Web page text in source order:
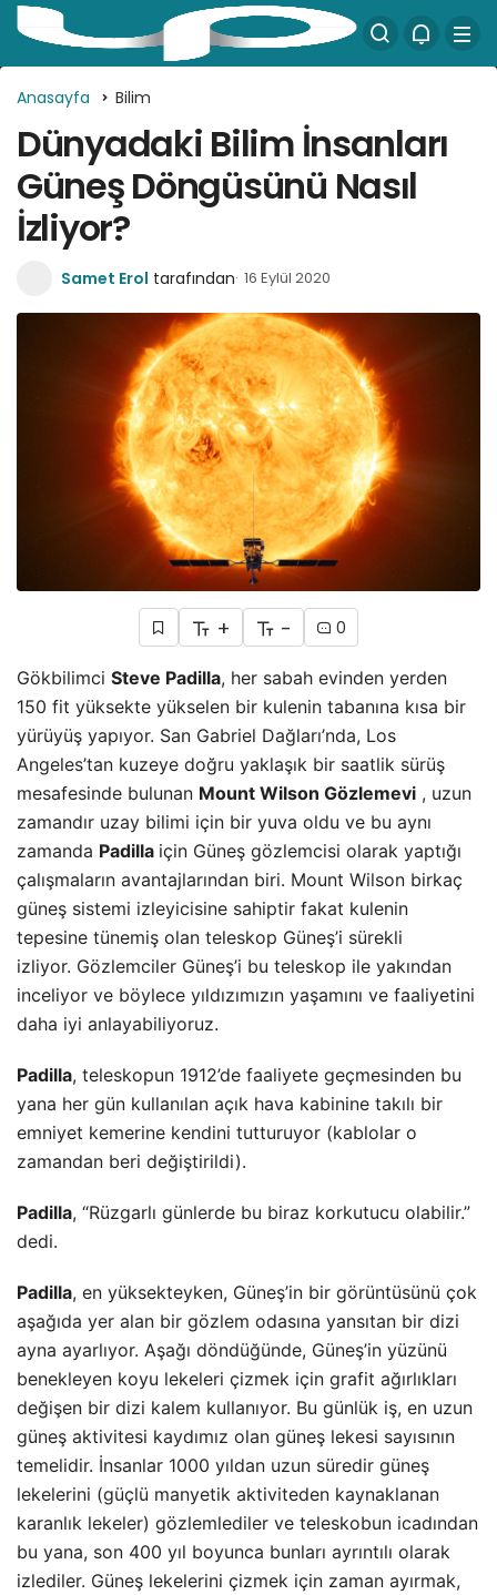
Anasayfa Bilim
Dünyadaki Bilim İnsanları
Güneş Döngüsünü Nasıl
İzliyor?
Samet Erol tarafından 16 Eylül 2020
+ - 0
Gökbilimci Steve Padilla, her sabah evinden yerden
150 fit yüksekte yükselen bir kulenin tabanına kısa bir
yürüyüş yapıyor. San Gabriel Dağları’nda, Los
Angeles’tan kuzeye doğru yaklaşık bir saatlik sürüş
mesafesinde bulunan Mount Wilson Gözlemevi , uzun
zamandır uzay bilimi için bir yuva oldu ve bu aynı
zamanda Padilla için Güneş gözlemcisi olarak yaptığı
çalışmaların avantajlarından biri. Mount Wilson birkaç
güneş sistemi izleyicisine sahiptir fakat kulenin
tepesine tünemiş olan teleskop Güneş’i sürekli
izliyor. Gözlemciler Güneş’i bu teleskop ile yakından
inceliyor ve böylece yıldızımızın yaşamını ve faaliyetini
daha iyi anlayabiliyoruz.
Padilla, teleskopun 1912’de faaliyete geçmesinden bu
yana her gün kullanılan açık hava kabinine takılı bir
emniyet kemerine kendini tutturuyor (kablolar o
zamandan beri değiştirildi).
Padilla, “Rüzgarlı günlerde bu biraz korkutucu olabilir.”
dedi.
Padilla, en yüksekteyken, Güneş’in bir görüntüsünü çok
aşağıda yer alan bir gözlem odasına yansıtan bir dizi
ayna ayarlıyor. Aşağı döndüğünde, Güneş’in yüzünü
benekleyen koyu lekeleri çizmek için grafit ağırlıkları
değişen bir dizi kalem kullanıyor. Bu günlük iş, en uzun
güneş aktivitesi kaydımız olan güneş lekesi sayısının
temelidir. İnsanlar 1000 yıldan uzun süredir güneş
lekelerini (güçlü manyetik aktiviteden kaynaklanan
karanlık lekeler) gözlemlediler ve teleskobun icadından
bu yana, son 400 yıl boyunca bunları ayrıntılı olarak
izlediler. Güneş lekelerini çizmek için zaman ayırmak,